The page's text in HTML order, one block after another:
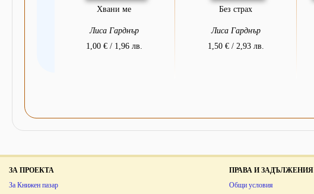
Хвани ме
Лиса Гарднър
1,00 € / 1,96 лв.
Без страх
Лиса Гарднър
1,50 € / 2,93 лв.
ЗА ПРОЕКТА
За Книжен пазар
ПРАВА И ЗАДЪЛЖЕНИЯ
Общи условия